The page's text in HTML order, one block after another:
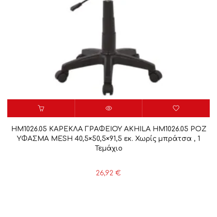
HM1026.05 ΚΑΡΕΚΛΑ ΓΡΑΦΕΙΟΥ AKHILA HM1026.05 ΡΟΖ
ΥΦΑΣΜΑ MESH 40,5×50,5×91,5 εκ. Χωρίς μπράτσα , 1
Τεμάχιο
26,92 €